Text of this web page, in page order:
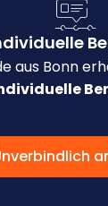
aus Bonn